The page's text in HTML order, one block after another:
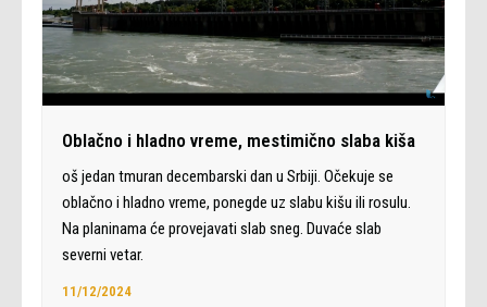
Oblačno i hladno vreme, mestimično slaba kiša
oš jedan tmuran decembarski dan u Srbiji. Očekuje se
oblačno i hladno vreme, ponegde uz slabu kišu ili rosulu.
Na planinama će provejavati slab sneg. Duvaće slab
severni vetar.
11/12/2024